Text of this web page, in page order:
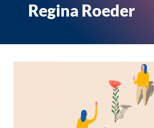
Regina Roeder